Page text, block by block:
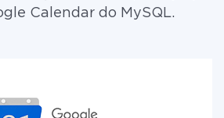
Calendar do MySQL.